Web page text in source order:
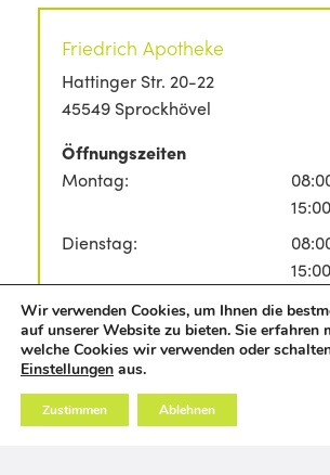
Friedrich Apotheke
Hattinger Str. 20-22
45549 Sprockhövel
Öffnungszeiten
Montag:
Dienstag:
Mittwoch:
Donnerstag:
Freitag:
Wir verwenden Cookies, um Ihnen die
auf unserer Website zu bieten. Sie erfahren
welche Cookies wir verwenden oder
Einstellungen aus.
Zustimmen Ablehnen